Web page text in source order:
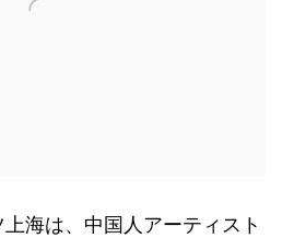
海は、中国人アーティスト